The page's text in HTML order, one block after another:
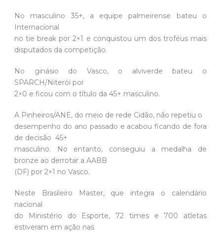
No masculino 35+, a equipe palmeirense bateu o
Internacional
no tie break por 2×1 e conquistou um dos troféus mais
disputados da competição.
No ginásio do Vasco, o alviverde bateu o
SPARCH/Niterói por
2×0 e ficou com o título da 45+ masculino.
A Pinheiros/ANE, do meio de rede Cidão, não repetiu o
desempenho do ano passado e acabou ficando de fora
de decisão 45+
masculino. No entanto, conseguiu a medalha de
bronze ao derrotar a AABB
(DF) por 2×1 no Vasco.
Neste Brasileiro Master, que integra o calendário
nacional
do Ministério do Esporte, 72 times e 700 atletas
estiveram em ação nas